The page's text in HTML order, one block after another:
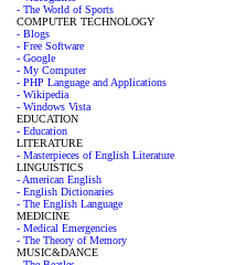
- The World of Sports
COMPUTER TECHNOLOGY
- Blogs
- Free Software
- Google
- My Computer
- PHP Language and Applications
- Wikipedia
- Windows Vista
EDUCATION
- Education
LITERATURE
- Masterpieces of English Literature
LINGUISTICS
- American English
- English Dictionaries
- The English Language
MEDICINE
- Medical Emergencies
- The Theory of Memory
MUSIC&DANCE